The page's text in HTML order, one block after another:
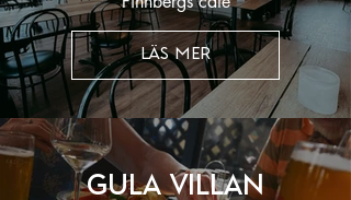
LÄS MER
Gula Villan